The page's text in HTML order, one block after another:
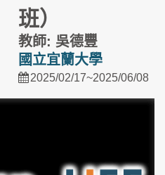
班）
教師: 吳德豐
國立宜蘭大學
2025/02/17~2025/06/08